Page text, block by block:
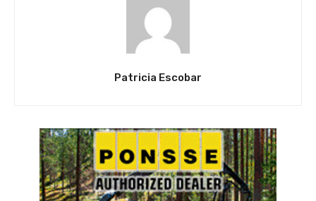
Patricia Escobar